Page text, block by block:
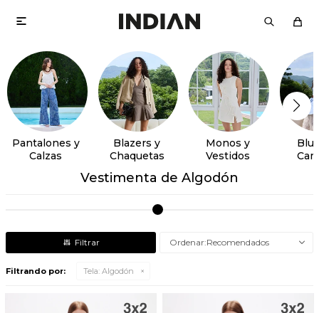

Pantalones y
Calzas
Blazers y
Chaquetas
Monos y
Vestidos
Vestimenta de Algodón
Recomendados
Filtrando por: Tela: Algodón